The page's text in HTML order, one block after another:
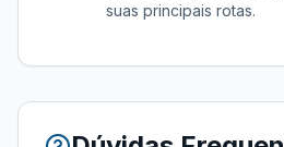
suas principais rotas.